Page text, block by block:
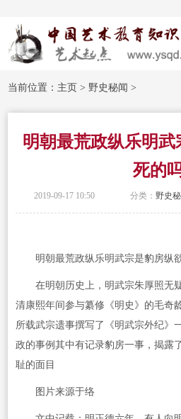
当前位置： 主页 > 野史秘闻 >
明朝最荒政纵乐明
死的
2019-09-17 10:50 分类： 野史
明朝最荒政纵乐明武宗是豹房纵
在明朝历史上，明武宗朱厚照无
清康熙年间参与纂修《明史》的毛奇
所载武宗遗事撰写了《明武宗外纪》
政的事例其中有记录豹房一事，揭露
耻的面目
图片来源于络